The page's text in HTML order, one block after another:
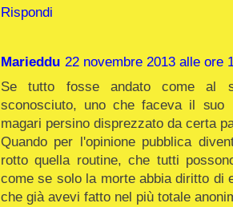
Rispondi
Marieddu 22 novembre 2013 alle ore
Se tutto fosse andato come al
sconosciuto, uno che faceva il suo
magari persino disprezzato da certa
Quando per l'opinione pubblica
rotto quella routine, che tutti
come se solo la morte abbia diritto di
che già avevi fatto nel più totale